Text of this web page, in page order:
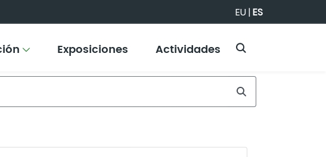
EU|ES
Exposiciones Actividades